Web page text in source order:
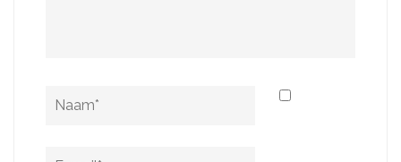
Naam
E-